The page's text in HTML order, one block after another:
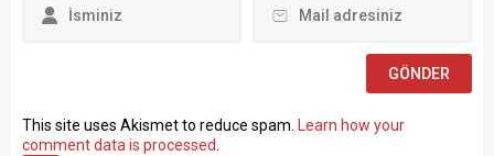
Sosyal Çalışmacı; sözlü
This site uses Akismet to reduce spam.
Learn how your
comment data is processed